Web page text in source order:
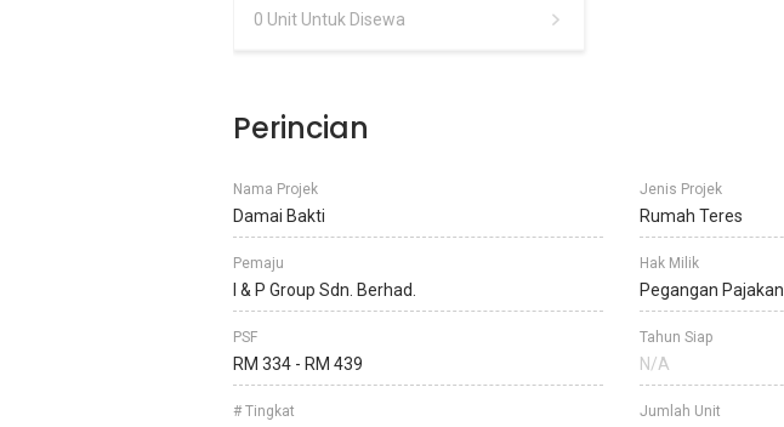
0 Unit Untuk Disewa
Perincian
Nama Projek
Damai Bakti
Jenis Projek
Rumah Teres
Pemaju
I & P Group Sdn. Berhad.
Hak Milik
Pegangan Pajakan
PSF
RM 334 - RM 439
Tahun Siap
N/A
# Tingkat Jumlah Unit